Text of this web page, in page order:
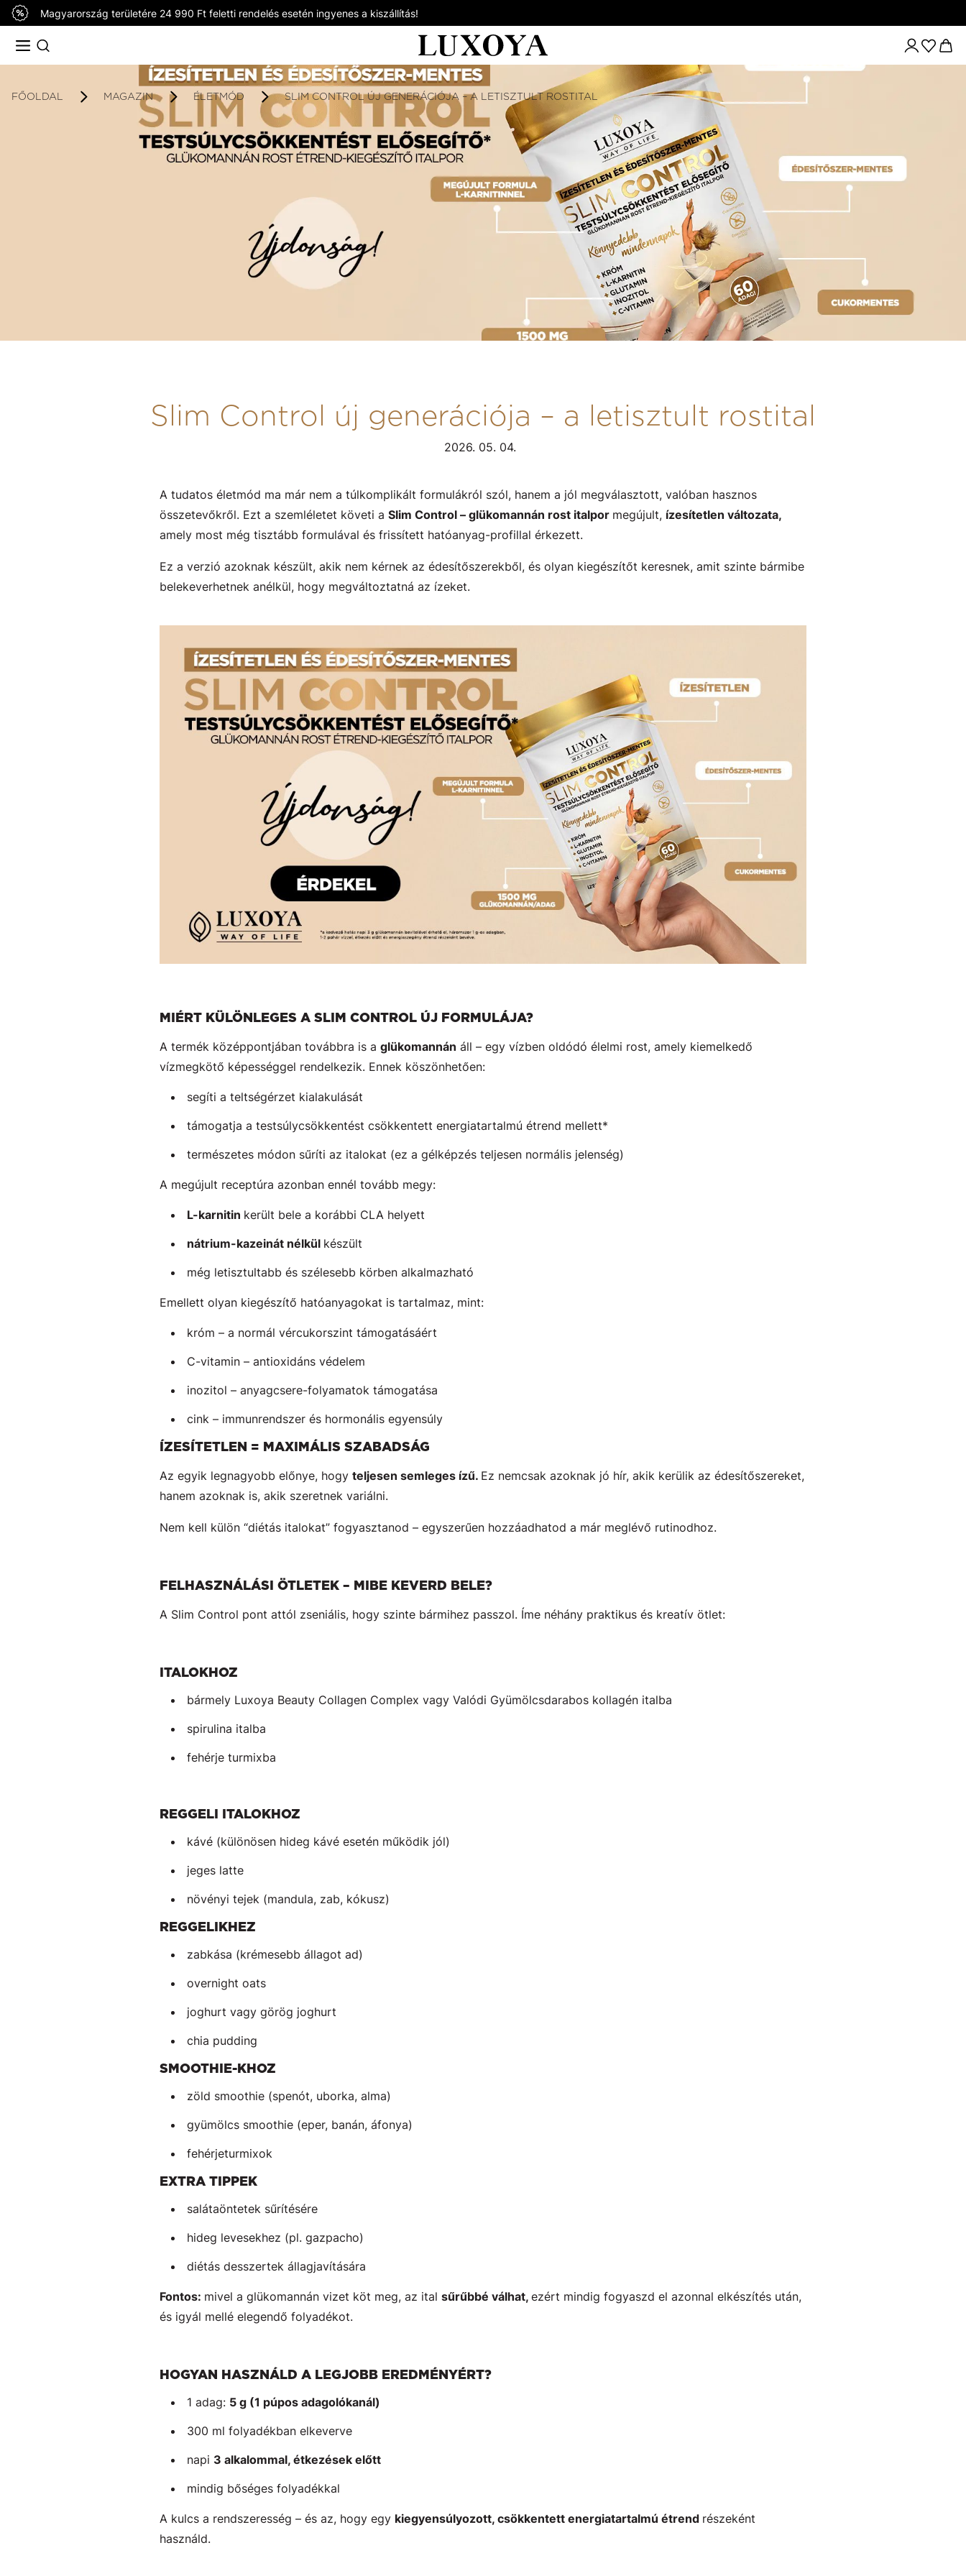
Magyarország területére 24 990 Ft feletti rendelés esetén ingyenes a kiszállítás!
FŐOLDAL MAGAZIN ÉLETMÓD SLIM CONTROL ÚJ GENERÁCIÓJA – A LETISZTULT ROSTITAL
Slim Control új generációja – a letisztult rostital
2026. 05. 04.
A tudatos életmód ma már nem a túlkomplikált formulákról szól, hanem a jól megválasztott, valóban hasznos
összetevőkről. Ezt a szemléletet követi a Slim Control – glükomannán rost italpor megújult, ízesítetlen változata,
amely most még tisztább formulával és frissített hatóanyag-profillal érkezett.
Ez a verzió azoknak készült, akik nem kérnek az édesítőszerekből, és olyan kiegészítőt keresnek, amit szinte bármibe
belekeverhetnek anélkül, hogy megváltoztatná az ízeket.
MIÉRT KÜLÖNLEGES A SLIM CONTROL ÚJ FORMULÁJA?
A termék középpontjában továbbra is a glükomannán áll – egy vízben oldódó élelmi rost, amely kiemelkedő
vízmegkötő képességgel rendelkezik. Ennek köszönhetően:
segíti a teltségérzet kialakulását
támogatja a testsúlycsökkentést csökkentett energiatartalmú étrend mellett*
természetes módon sűríti az italokat (ez a gélképzés teljesen normális jelenség)
A megújult receptúra azonban ennél tovább megy:
L-karnitin került bele a korábbi CLA helyett
nátrium-kazeinát nélkül készült
még letisztultabb és szélesebb körben alkalmazható
Emellett olyan kiegészítő hatóanyagokat is tartalmaz, mint:
króm – a normál vércukorszint támogatásáért
C-vitamin – antioxidáns védelem
inozitol – anyagcsere-folyamatok támogatása
cink – immunrendszer és hormonális egyensúly
ÍZESÍTETLEN = MAXIMÁLIS SZABADSÁG
Az egyik legnagyobb előnye, hogy teljesen semleges ízű. Ez nemcsak azoknak jó hír, akik kerülik az édesítőszereket,
hanem azoknak is, akik szeretnek variálni.
Nem kell külön “diétás italokat” fogyasztanod – egyszerűen hozzáadhatod a már meglévő rutinodhoz.
FELHASZNÁLÁSI ÖTLETEK – MIBE KEVERD BELE?
A Slim Control pont attól zseniális, hogy szinte bármihez passzol. Íme néhány praktikus és kreatív ötlet:
ITALOKHOZ
bármely Luxoya Beauty Collagen Complex vagy Valódi Gyümölcsdarabos kollagén italba
spirulina italba
fehérje turmixba
REGGELI ITALOKHOZ
kávé (különösen hideg kávé esetén működik jól)
jeges latte
növényi tejek (mandula, zab, kókusz)
REGGELIKHEZ
zabkása (krémesebb állagot ad)
overnight oats
joghurt vagy görög joghurt
chia pudding
SMOOTHIE-KHOZ
zöld smoothie (spenót, uborka, alma)
gyümölcs smoothie (eper, banán, áfonya)
fehérjeturmixok
EXTRA TIPPEK
salátaöntetek sűrítésére
hideg levesekhez (pl. gazpacho)
diétás desszertek állagjavítására
Fontos: mivel a glükomannán vizet köt meg, az ital sűrűbbé válhat, ezért mindig fogyaszd el azonnal elkészítés után,
és igyál mellé elegendő folyadékot.
HOGYAN HASZNÁLD A LEGJOBB EREDMÉNYÉRT?
1 adag: 5 g (1 púpos adagolókanál)
300 ml folyadékban elkeverve
napi 3 alkalommal, étkezések előtt
mindig bőséges folyadékkal
A kulcs a rendszeresség – és az, hogy egy kiegyensúlyozott, csökkentett energiatartalmú étrend részeként
használd.